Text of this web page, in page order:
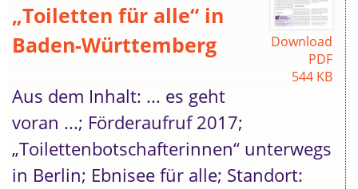
Download
PDF
544 KB
„Toiletten für alle“ in
Baden-Württemberg
Aus dem Inhalt: ... es geht
voran ...; Förderaufruf 2017;
„Toilettenbotschafterinnen“ unterwegs
in Berlin; Ebnisee für alle; Standort: